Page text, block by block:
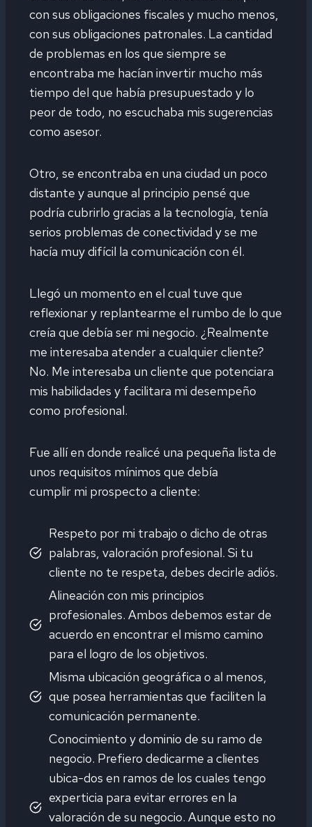
con sus obligaciones fiscales y mucho menos,
con sus obligaciones patronales. La cantidad
de problemas en los que siempre se
encontraba me hacían invertir mucho más
tiempo del que había presupuestado y lo
peor de todo, no escuchaba mis sugerencias
como asesor.
Otro, se encontraba en una ciudad un poco
distante y aunque al principio pensé que
podría cubrirlo gracias a la tecnología, tenía
serios problemas de conectividad y se me
hacía muy difícil la comunicación con él.
Llegó un momento en el cual tuve que
reflexionar y replantearme el rumbo de lo que
creía que debía ser mi negocio. ¿Realmente
me interesaba atender a cualquier cliente?
No. Me interesaba un cliente que potenciara
mis habilidades y facilitara mi desempeño
como profesional.
Fue allí en donde realicé una pequeña lista de
unos requisitos mínimos que debía
cumplir mi prospecto a cliente:
Respeto por mi trabajo o dicho de otras
palabras, valoración profesional. Si tu
cliente no te respeta, debes decirle adiós.
Alineación con mis principios
profesionales. Ambos debemos estar de
acuerdo en encontrar el mismo camino
para el logro de los objetivos.
Misma ubicación geográfica o al menos,
que posea herramientas que faciliten la
comunicación permanente.
Conocimiento y dominio de su ramo de
negocio. Prefiero dedicarme a clientes
ubica-dos en ramos de los cuales tengo
experticia para evitar errores en la
valoración de su negocio. Aunque esto no